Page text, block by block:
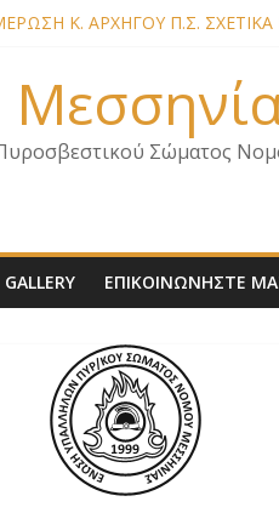
Κ. ΑΡΧΗΓΟΥ Π.Σ.
ΜΕΛΩΝ ΓΙΑ ΕΠΙΣΚΕΨΕΙΣ
ΜΕΛΩΝ – ΕΠΙΣΚΕΨΗ
ΓΙΑ ΣΧΕΔΙΟ ΔΑΣΩΝ 2026
Σώματος
GALLERY ΕΠΙΚΟΙΝΩΝΗΣΤΕ